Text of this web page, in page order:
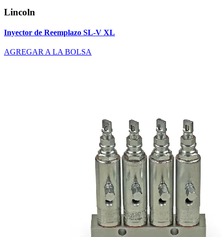
Lincoln
Inyector de Reemplazo SL-V XL
AGREGAR A LA BOLSA